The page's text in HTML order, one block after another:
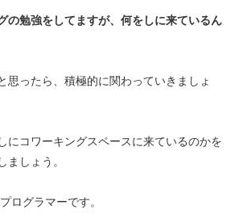
の勉強をしてますが、何をしに来ているん
思ったら、積極的に関わっていきましょ
にコワーキングスペースに来ているのかを
ましょう。
ログラマーです。